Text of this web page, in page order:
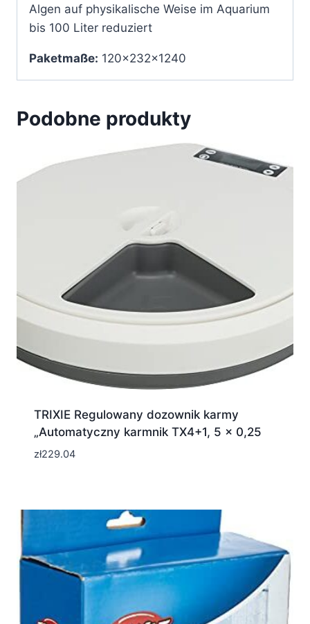
Algen auf physikalische Weise im Aquarium
bis 100 Liter reduziert
Paketmaße: 120x232x1240
Podobne produkty
TRIXIE Regulowany dozownik karmy
„Automatyczny karmnik TX4+1, 5 × 0,25
zł229.04